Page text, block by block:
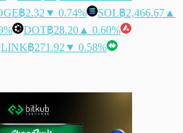
฿2.32 ▼ 0.74% SOL฿2,466.67 ▲
DOT฿28.20 ▲ 0.60%
LINK฿271.92 ▼ 0.58%